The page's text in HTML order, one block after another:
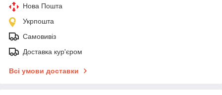
Нова Пошта
Укрпошта
Самовивіз
Доставка кур'єром
Всі умови доставки